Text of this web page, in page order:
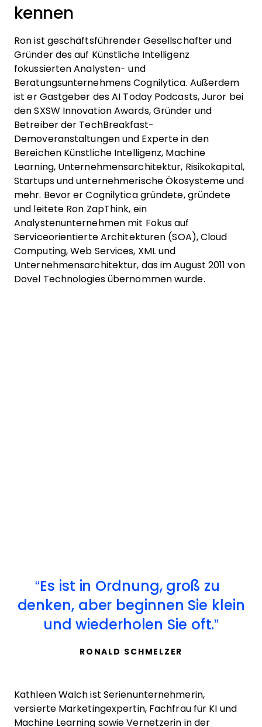
kennen
Ron ist geschäftsführender Gesellschafter und
Gründer des auf Künstliche Intelligenz
fokussierten Analysten- und
Beratungsunternehmens Cognilytica. Außerdem
ist er Gastgeber des AI Today Podcasts, Juror bei
den SXSW Innovation Awards, Gründer und
Betreiber der TechBreakfast-
Demoveranstaltungen und Experte in den
Bereichen Künstliche Intelligenz, Machine
Learning, Unternehmensarchitektur, Risikokapital,
Startups und unternehmerische Ökosysteme und
mehr. Bevor er Cognilytica gründete, gründete
und leitete Ron ZapThink, ein
Analystenunternehmen mit Fokus auf
Serviceorientierte Architekturen (SOA), Cloud
Computing, Web Services, XML und
Unternehmensarchitektur, das im August 2011 von
Dovel Technologies übernommen wurde.
Es ist in Ordnung, groß zu
denken, aber beginnen Sie klein
und wiederholen Sie oft.
RONALD SCHMELZER
Kathleen Walch ist Serienunternehmerin,
versierte Marketingexpertin, Fachfrau für KI und
Machine Learning sowie Vernetzerin in der